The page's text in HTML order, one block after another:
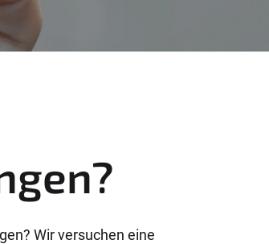
Wir versuchen eine